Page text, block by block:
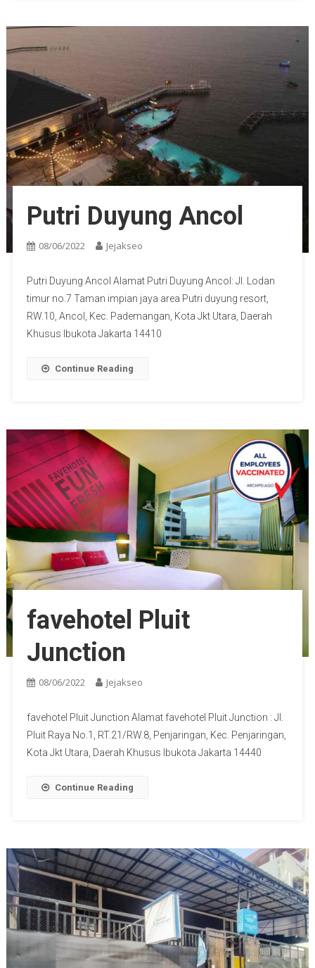
Putri Duyung Ancol
08/06/2022 Jejakseo
Putri Duyung Ancol Alamat Putri Duyung Ancol: Jl. Lodan
timur no.7 Taman impian jaya area Putri duyung resort,
RW.10, Ancol, Kec. Pademangan, Kota Jkt Utara, Daerah
Khusus Ibukota Jakarta 14410
Continue Reading
favehotel Pluit
Junction
08/06/2022 Jejakseo
favehotel Pluit Junction Alamat favehotel Pluit Junction : Jl.
Pluit Raya No.1, RT.21/RW.8, Penjaringan, Kec. Penjaringan,
Kota Jkt Utara, Daerah Khusus Ibukota Jakarta 14440
Continue Reading